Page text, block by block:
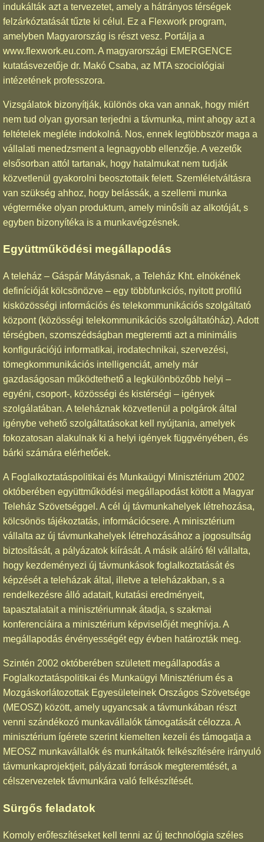
indukálták azt a tervezetet, amely a hátrányos térségek
felzárkóztatását tűzte ki célul. Ez a Flexwork program,
amelyben Magyarország is részt vesz. Portálja a
www.flexwork.eu.com. A magyarországi EMERGENCE
kutatásvezetője dr. Makó Csaba, az MTA szociológiai
intézetének professzora.
Vizsgálatok bizonyítják, különös oka van annak, hogy miért
nem tud olyan gyorsan terjedni a távmunka, mint ahogy azt a
feltételek megléte indokolná. Nos, ennek legtöbbször maga a
vállalati menedzsment a legnagyobb ellenzője. A vezetők
elsősorban attól tartanak, hogy hatalmukat nem tudják
közvetlenül gyakorolni beosztottaik felett. Szemléletváltásra
van szükség ahhoz, hogy belássák, a szellemi munka
végterméke olyan produktum, amely minősíti az alkotóját, s
egyben bizonyítéka is a munkavégzésnek.
Együttműködési megállapodás
A teleház – Gáspár Mátyásnak, a Teleház Kht. elnökének
definícióját kölcsönözve – egy többfunkciós, nyitott profilú
kisközösségi információs és telekommunikációs szolgáltató
központ (közösségi telekommunikációs szolgáltatóház). Adott
térségben, szomszédságban megteremti azt a minimális
konfigurációjú informatikai, irodatechnikai, szervezési,
tömegkommunikációs intelligenciát, amely már
gazdaságosan működtethető a legkülönbözőbb helyi –
egyéni, csoport-, közösségi és kistérségi – igények
szolgálatában. A teleháznak közvetlenül a polgárok által
igénybe vehető szolgáltatásokat kell nyújtania, amelyek
fokozatosan alakulnak ki a helyi igények függvényében, és
bárki számára elérhetőek.
A Foglalkoztatáspolitikai és Munkaügyi Minisztérium 2002
októberében együttműködési megállapodást kötött a Magyar
Teleház Szövetséggel. A cél új távmunkahelyek létrehozása,
kölcsönös tájékoztatás, információcsere. A minisztérium
vállalta az új távmunkahelyek létrehozásához a jogosultság
biztosítását, a pályázatok kiírását. A másik aláíró fél vállalta,
hogy kezdeményezi új távmunkások foglalkoztatását és
képzését a teleházak által, illetve a teleházakban, s a
rendelkezésre álló adatait, kutatási eredményeit,
tapasztalatait a minisztériumnak átadja, s szakmai
konferenciáira a minisztérium képviselőjét meghívja. A
megállapodás érvényességét egy évben határozták meg.
Szintén 2002 októberében született megállapodás a
Foglalkoztatáspolitikai és Munkaügyi Minisztérium és a
Mozgáskorlátozottak Egyesületeinek Országos Szövetsége
(MEOSZ) között, amely ugyancsak a távmunkában részt
venni szándékozó munkavállalók támogatását célozza. A
minisztérium ígérete szerint kiemelten kezeli és támogatja a
MEOSZ munkavállalók és munkáltatók felkészítésére irányuló
távmunkaprojektjeit, pályázati források megteremtését, a
célszervezetek távmunkára való felkészítését.
Sürgős feladatok
Komoly erőfeszítéseket kell tenni az új technológia széles